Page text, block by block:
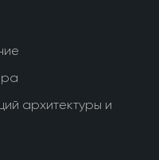
архитектуры и